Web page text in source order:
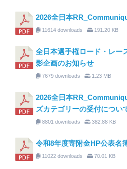
2026全日本
11614 downloads 191.20 KB
全日本選手権ロード・レー
影企画のお知らせ
7679 downloads 1.23 MB
2026全日本
ズカテゴリーの受付につい
8801 downloads 382.88 KB
令和8年度寄附金HP公表名
11022 downloads 70.01 KB